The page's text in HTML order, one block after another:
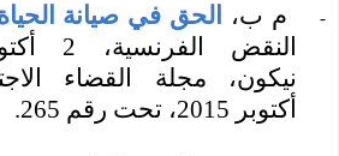
- م ب، الحق في صيانة
نيكون، مجلة القضاء
أكتوبر 2015، تحت رقم 265.